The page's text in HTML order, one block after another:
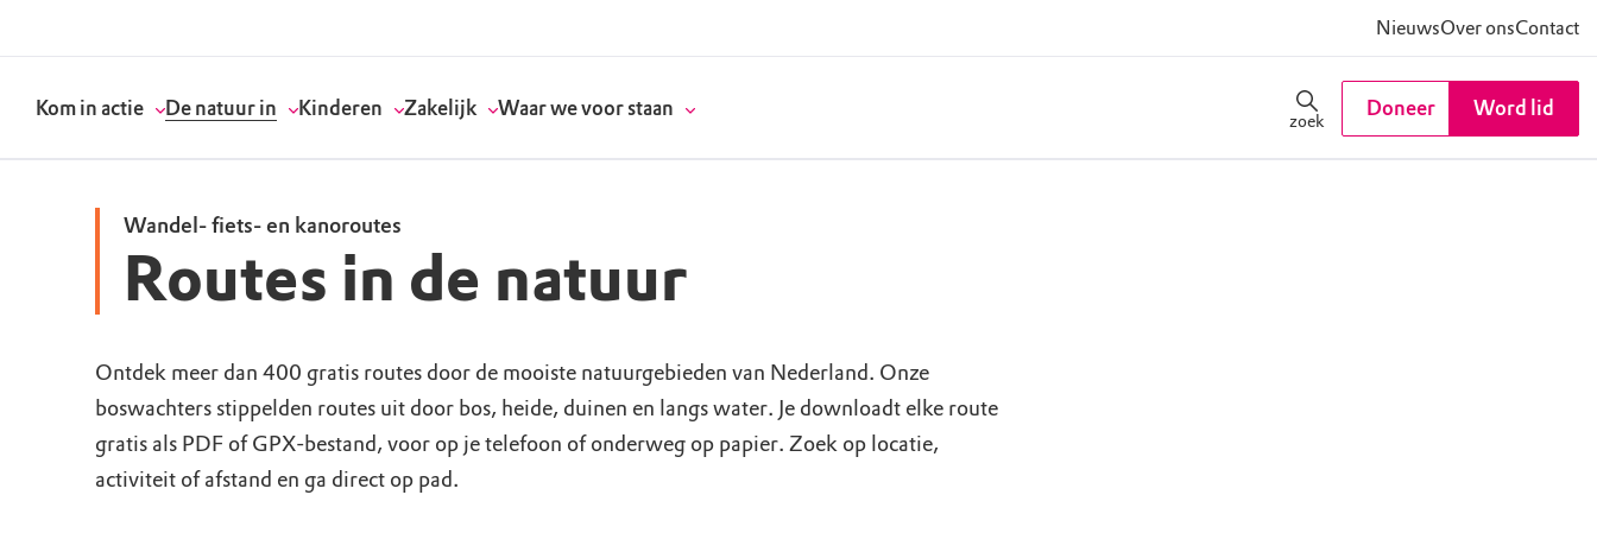
NieuwsOver onsContact
Kom in actie
Doneer
Word vrijwilliger
Werken bij
De natuur in
Routes
Natuurgebieden
Bezoekerscentra
Kinderen
Kinderactiviteiten
Verjaardagsfeestjes
Speeltips
Zakelijk
Geef een bedrijfsdonatie
Vergaderen in de natuur
Onze partners & supporters
Waar we voor staan
Onze visie
Actuele thema's
Wat wij doen
zoek
Doneer Word lid
Wandel- fiets- en kanoroutes
Routes in de natuur
Ontdek meer dan 400 gratis routes door de mooiste natuurgebieden van Nederland. Onze
boswachters stippelden routes uit door bos, heide, duinen en langs water. Je downloadt elke route
gratis als PDF of GPX-bestand, voor op je telefoon of onderweg op papier. Zoek op locatie,
activiteit of afstand en ga direct op pad.